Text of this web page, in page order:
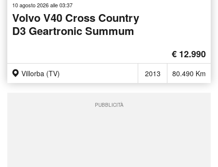
10 agosto 2026 alle 03:37
Volvo V40 Cross Country
D3 Geartronic Summum
€ 12.990
Villorba (TV) 2013 80.490 Km
PUBBLICITÀ